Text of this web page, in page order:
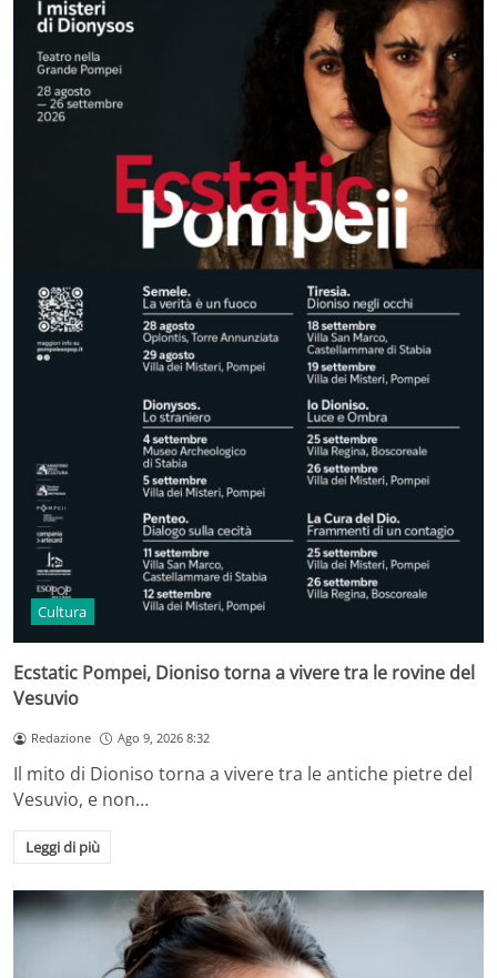
Cultura
Ecstatic Pompei, Dioniso torna a vivere tra le rovine del
Vesuvio
Redazione Ago 9, 2026 8:32
Il mito di Dioniso torna a vivere tra le antiche pietre del
Vesuvio, e non…
Leggi di più